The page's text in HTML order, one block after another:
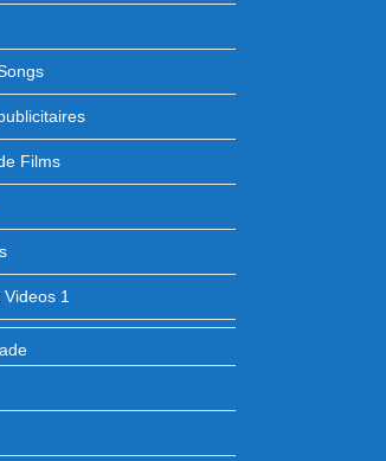
Films
1